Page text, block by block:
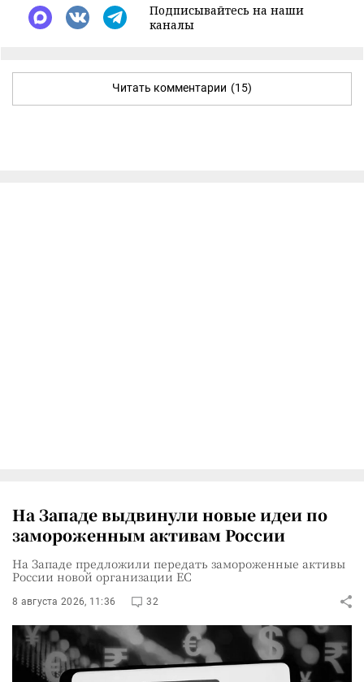
Подписывайтесь на наши
каналы
Читать комментарии (15)
На Западе выдвинули новые идеи по
замороженным активам России
На Западе предложили передать замороженные активы
России новой организации ЕС
8 августа 2026, 11:36 32